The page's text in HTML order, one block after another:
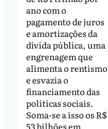
ano com o
pagamento de juros
e amortizações da
dívida pública, uma
engrenagem que
alimenta o rentismo
e esvazia o
financiamento das
políticas sociais.
Soma-se a isso os R$
53 bilhões em